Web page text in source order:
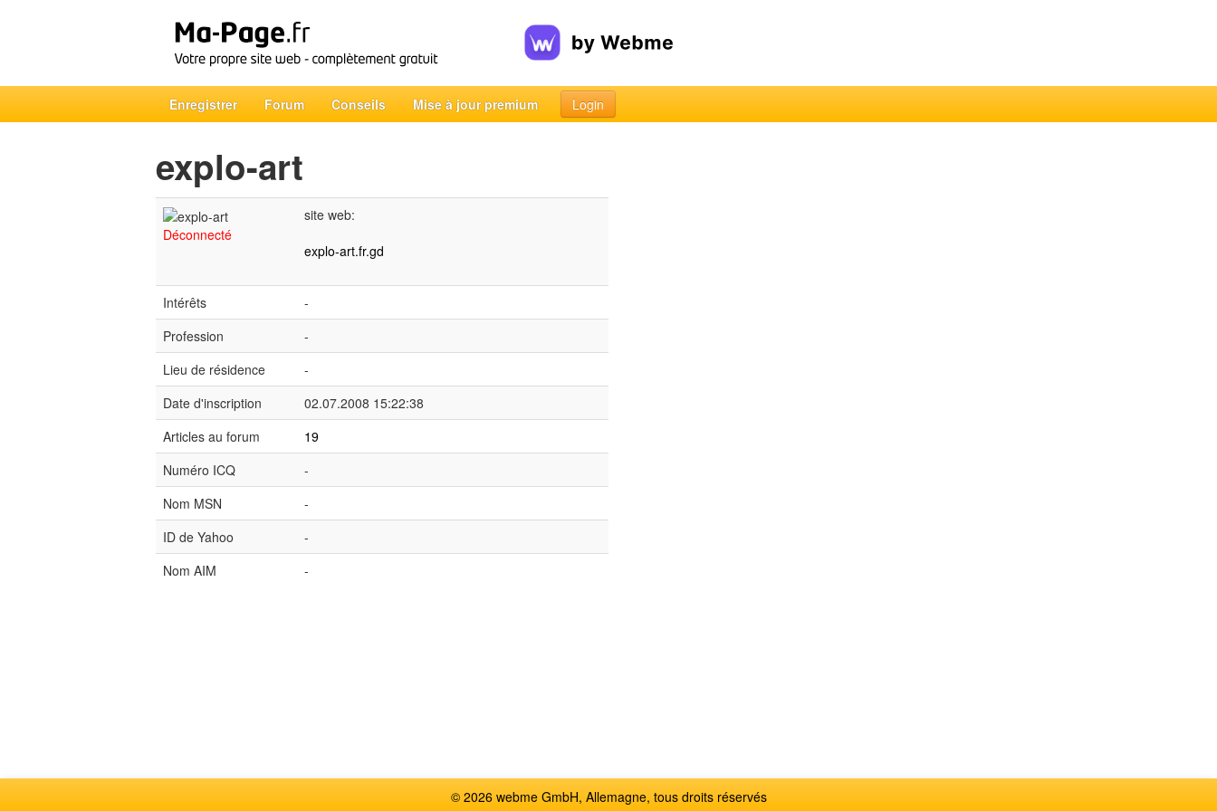
Enregistrer Forum Conseils Mise à jour premium Login
explo-art
Déconnecté
site web:
explo-art.fr.gd
Intérêts
-
Profession
-
Lieu de résidence
-
Date d'inscription
02.07.2008 15:22:38
Articles au forum
19
Numéro ICQ
-
Nom MSN
-
ID de Yahoo
-
Nom AIM
-
© 2026 webme GmbH, Allemagne, tous droits réservés